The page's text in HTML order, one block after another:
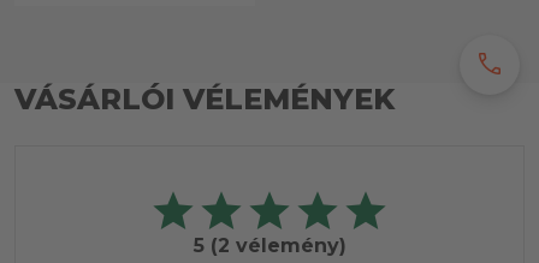
VÁSÁRLÓI VÉLEMÉNYEK
5 (2 vélemény)
call